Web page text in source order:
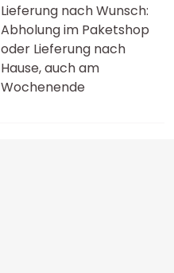
Lieferung nach Wunsch:
Abholung im Paketshop
oder Lieferung nach
Hause, auch am
Wochenende